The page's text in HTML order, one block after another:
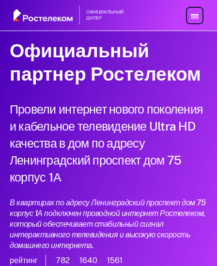
Официальный
партнер Ростелеком
Провели интернет нового поколения
и кабельное телевидение Ultra HD
качества в дом по адресу
Ленинградский проспект дом 75
корпус 1А
В квартирах по адресу Ленинградский проспект дом 75
корпус 1А подключен проводной интернет Ростелеком,
который обеспечивает стабильный сигнал
интерактивного телевидения и высокую скорость
домашнего интернета.
рейтинг
782 1640 1561